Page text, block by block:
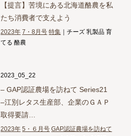
【提言】苦境にある北海道酪農を私
たち消費者で支えよう
2023年 7・8月号 特集 ｜チーズ 乳製品 育
てる 酪農
2023_05_22
– GAP認証農場を訪ねて Series21
–江別レタス生産部、企業のＧＡＰ
取得要請…
2023年 5・６月号 GAP認証農場を訪ねて